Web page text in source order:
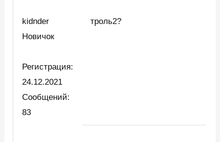
kidnder
Новичок
Регистрация:
24.12.2021
Сообщений:
83
троль2?